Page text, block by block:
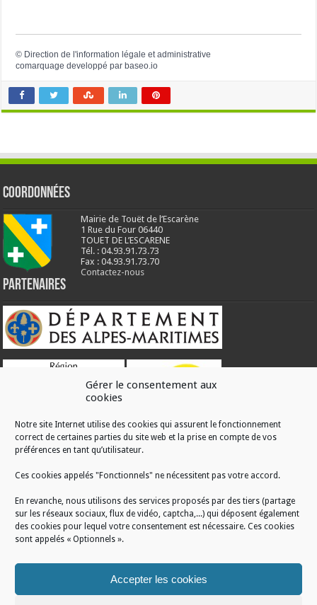
Gérer le consentement aux
cookies
Notre site Internet utilise des cookies qui assurent le fonctionnement
correct de certaines parties du site web et la prise en compte de vos
préférences en tant qu’utilisateur.
Ces cookies appelés "Fonctionnels" ne nécessitent pas votre accord.
En revanche, nous utilisons des services proposés par des tiers (partage
sur les réseaux sociaux, flux de vidéo, captcha,...) qui déposent également
des cookies pour lequel votre consentement est nécessaire. Ces cookies
sont appelés « Optionnels ».
Accepter les cookies
© Direction de l'information légale et administrative
comarquage developpé par baseo.io
Coordonnées
Mairie de Touët de l’Escarène
1 Rue du Four 06440
TOUET DE L’ESCARENE
Tél. : 04.93.91.73.73
Fax : 04.93.91.73.70
Contactez-nous
Partenaires
RÉALISATION